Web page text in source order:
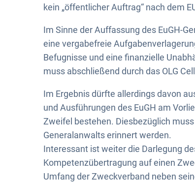
kein „öffentlicher Auftrag“ nach dem
Im Sinne der Auffassung des EuGH-
eine vergabefreie
Befugnisse und eine finanzielle
muss abschließend durch das OLG
Im Ergebnis dürfte allerdings davon
und Ausführungen des EuGH am
Zweifel bestehen. Diesbezüglich
Generalanwalts erinnert werden.
Interessant ist weiter die Darlegung
Kompetenzübertragung auf einen
Umfang der Zweckverband neben